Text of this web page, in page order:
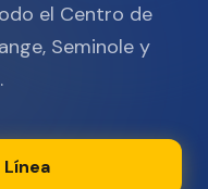
el Centro de
Seminole y